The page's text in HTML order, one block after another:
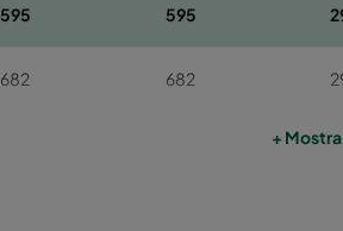
595 595
682 682
+